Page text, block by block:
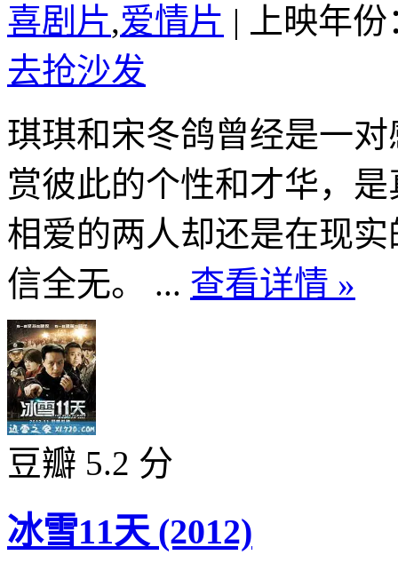
喜剧片,爱情片 |
上映年
去抢沙发
琪琪和宋冬鸽曾经是一
赏彼此的个性和才华，
相爱的两人却还是在现
信全无。 ... 查看详情 »
豆瓣 5.2 分
冰雪11天 (2012)